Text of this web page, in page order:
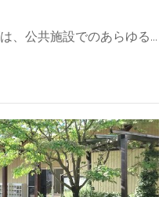
エバーエコウッド CONTRACTは、公共施設でのあらゆるデザインを想定して設計されています。強度はもちろん、腐朽による強度低下の心配もありません。安心してお使いいただけます。